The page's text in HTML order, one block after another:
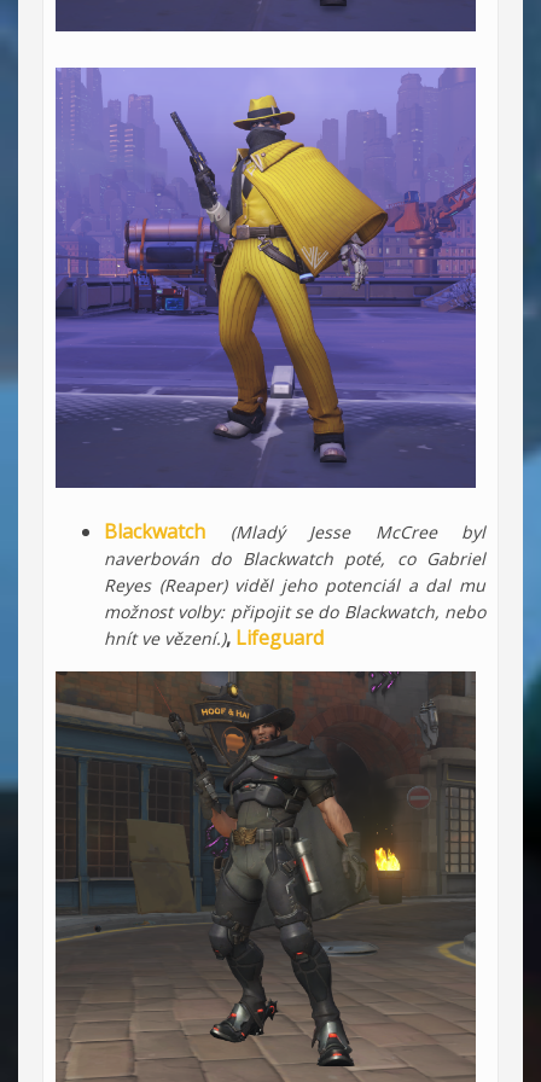
Blackwatch
(Mladý Jesse McCree byl
naverbován do Blackwatch poté, co Gabriel
Reyes (Reaper) viděl jeho potenciál a dal mu
možnost volby: připojit se do Blackwatch, nebo
hnít ve vězení.), Lifeguard